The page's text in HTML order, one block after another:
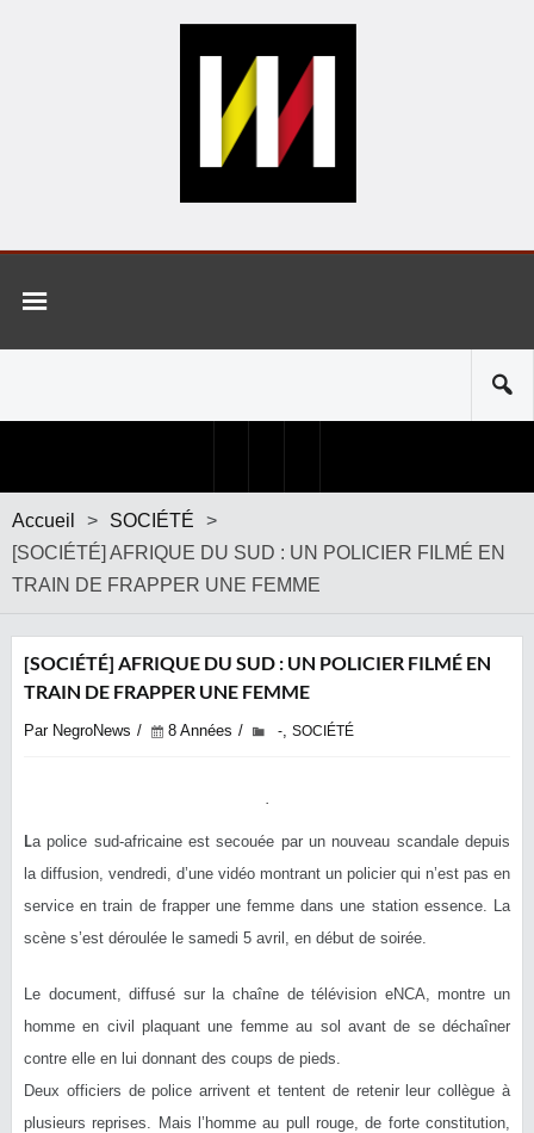
Accueil > SOCIÉTÉ
>
[SOCIÉTÉ] AFRIQUE DU SUD : UN POLICIER FILMÉ EN
TRAIN DE FRAPPER UNE FEMME
[SOCIÉTÉ] AFRIQUE DU SUD : UN POLICIER FILMÉ EN
TRAIN DE FRAPPER UNE FEMME
Par NegroNews 8 Années -, SOCIÉTÉ
La police sud-africaine est secouée par un nouveau scandale depuis
la diffusion, vendredi, d’une vidéo montrant un policier qui n’est pas en
service en train de frapper une femme dans une station essence. La
scène s’est déroulée le samedi 5 avril, en début de soirée.
Le document, diffusé sur la chaîne de télévision eNCA, montre un
homme en civil plaquant une femme au sol avant de se déchaîner
contre elle en lui donnant des coups de pieds.
Deux officiers de police arrivent et tentent de retenir leur collègue à
plusieurs reprises. Mais l’homme au pull rouge, de forte constitution,